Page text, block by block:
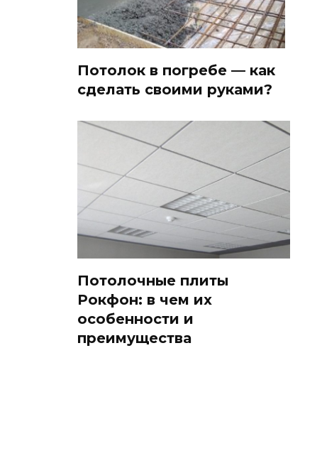
Потолок в погребе — как
сделать своими руками?
Потолочные плиты
Рокфон: в чем их
особенности и
преимущества